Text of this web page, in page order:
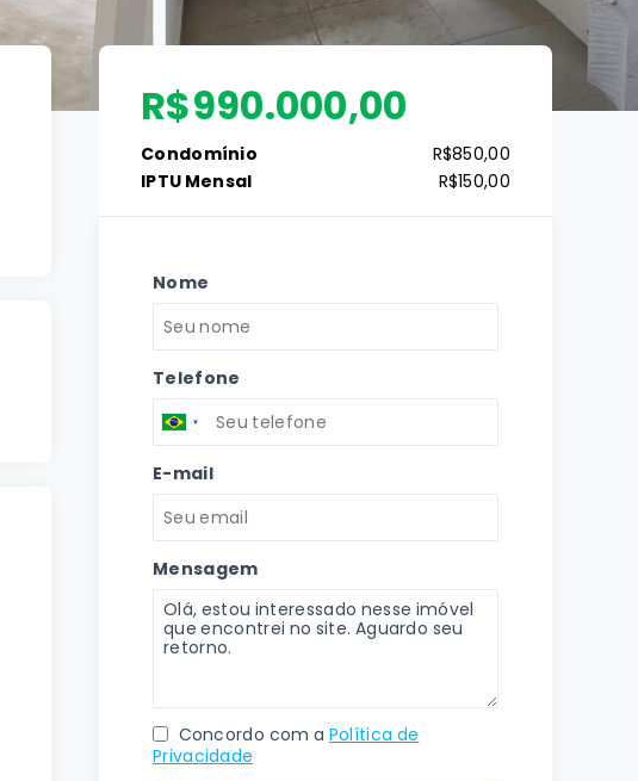
R$990.000,00
Condomínio
R$850,00
IPTU Mensal
R$150,00
Nome
Telefone
E-mail
Mensagem
Concordo com a Política de
Privacidade